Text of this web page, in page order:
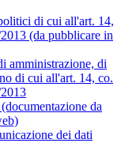
di cui all'art. 14,
(da pubblicare in
amministrazione, di
di cui all'art. 14, co.
da
dei dati